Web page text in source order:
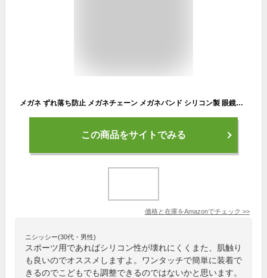
メガネ ずれ落ち防止 メガネチェーン メガネバンド シリコン製 眼鏡バンド メガネストラップ スポーツ用 男女兼用 4枚セット
この商品をサイトでみる
価格と在庫をAmazonでチェック >>
ニシッシー(30代・男性)
スポーツ用であればシリコン性が壊れにくくまた、肌触り
も良いのでオススメしますよ。ワンタッチで簡単に装着で
きるのでこどもでも調整できるのではないかと思います。